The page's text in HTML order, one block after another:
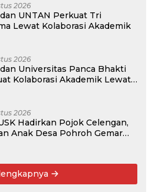
2026
UNTAN Perkuat Tri
Lewat Kolaborasi Akademik
2026
Universitas Panca Bhakti
Kolaborasi Akademik Lewat
2026
Hadirkan Pojok Celengan,
Anak Desa Pohroh Gemar